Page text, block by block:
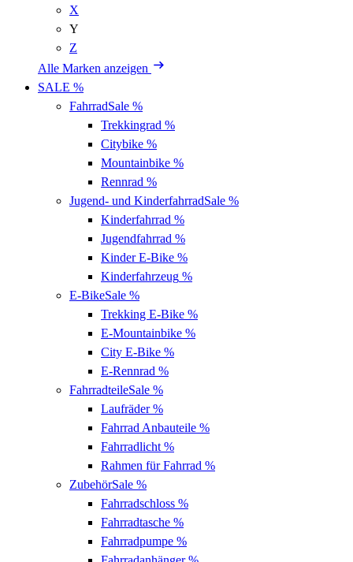
X
Y
Z
Alle Marken anzeigen
SALE %
FahrradSale %
Trekkingrad %
Citybike %
Mountainbike %
Rennrad %
Jugend- und KinderfahrradSale %
Kinderfahrrad %
Jugendfahrrad %
Kinder E-Bike %
Kinderfahrzeug %
E-BikeSale %
Trekking E-Bike %
E-Mountainbike %
City E-Bike %
E-Rennrad %
FahrradteileSale %
Laufräder%
Fahrrad Anbauteile %
Fahrradlicht %
Rahmen für Fahrrad %
ZubehörSale %
Fahrradschloss %
Fahrradtasche %
Fahrradpumpe %